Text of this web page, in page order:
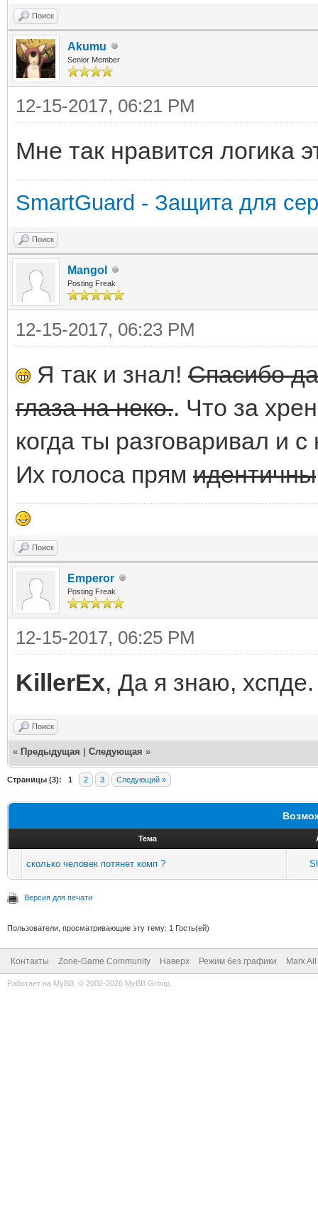
Поиск
Akumu
Senior Member
12-15-2017, 06:21 PM
Мне так нравится логика
SmartGuard - Защита для
Поиск
Mangol
Posting Freak
12-15-2017, 06:23 PM
Я так и знал! Спасибо
глаза на неко.. Что за
когда ты разговаривал и
Их голоса прям идентичны
Поиск
Emperor
Posting Freak
12-15-2017, 06:25 PM
KillerEx, Да я знаю,
Поиск
« Предыдущая Следующая »
Страницы (3): 1 2 3 Следующий »
Тема
сколько человек потянет комп ?
Версия для печати
Пользователи, просматривающие эту тему: 1 Гость(ей)
Контакты Zone-Game Community Наверх Режим без графики Mark
Работает на MyBB , © 2002-2026 MyBB Group